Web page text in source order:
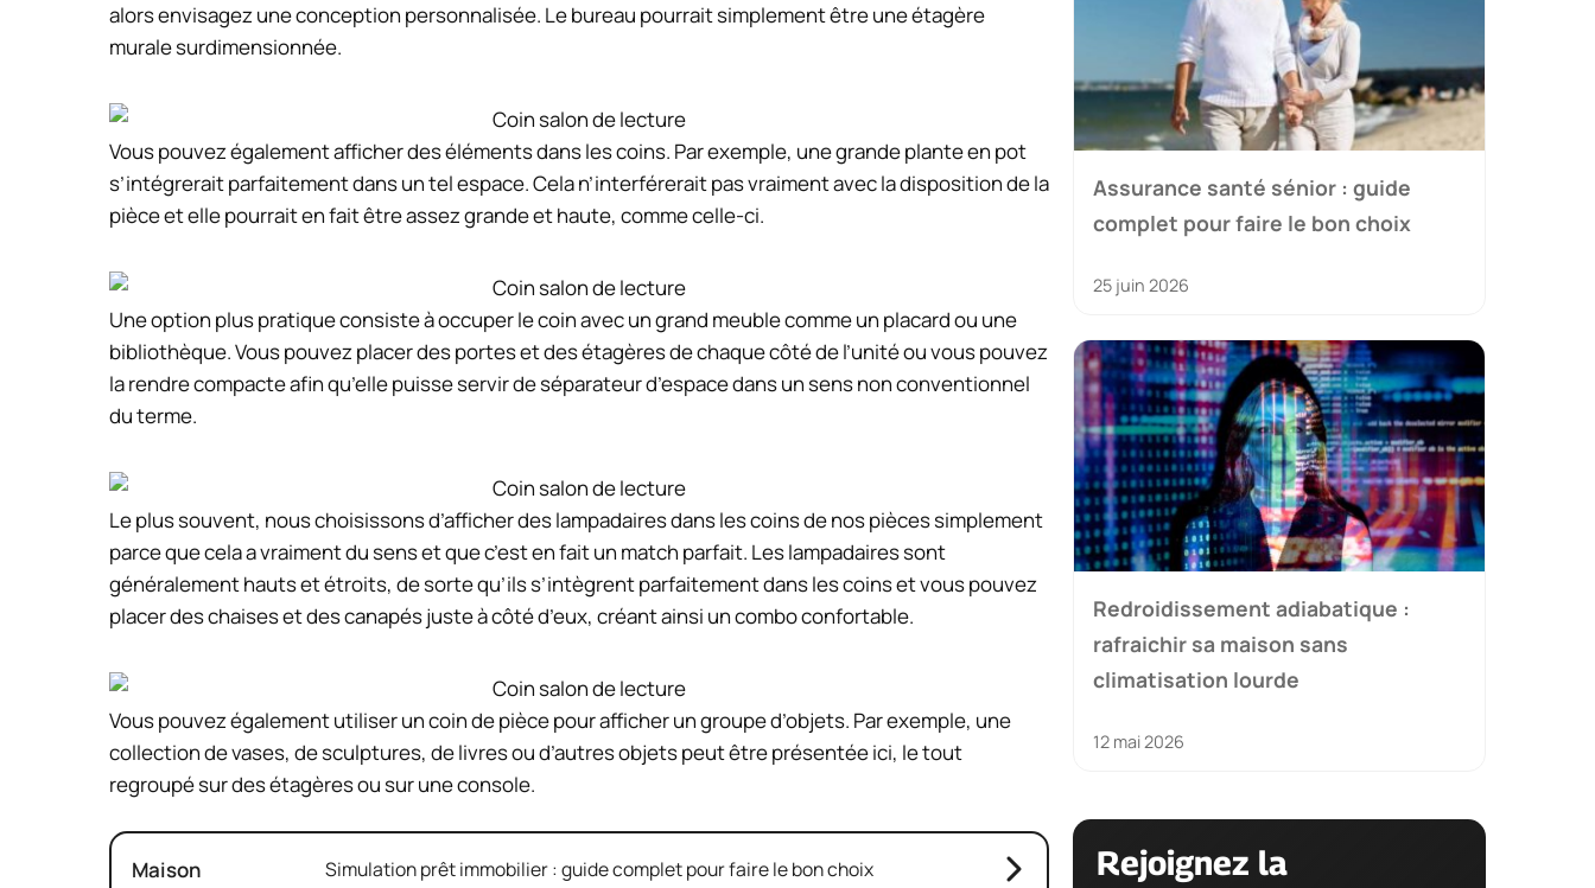
alors envisagez une conception personnalisée. Le bureau pourrait simplement être une étagère
murale surdimensionnée.
Vous pouvez également afficher des éléments dans les coins. Par exemple, une grande plante en pot
s’intégrerait parfaitement dans un tel espace. Cela n’interférerait pas vraiment avec la disposition de la
pièce et elle pourrait en fait être assez grande et haute, comme celle-ci.
Une option plus pratique consiste à occuper le coin avec un grand meuble comme un placard ou une
bibliothèque. Vous pouvez placer des portes et des étagères de chaque côté de l’unité ou vous pouvez
la rendre compacte afin qu’elle puisse servir de séparateur d’espace dans un sens non conventionnel
du terme.
Le plus souvent, nous choisissons d’afficher des lampadaires dans les coins de nos pièces simplement
parce que cela a vraiment du sens et que c’est en fait un match parfait. Les lampadaires sont
généralement hauts et étroits, de sorte qu’ils s’intègrent parfaitement dans les coins et vous pouvez
placer des chaises et des canapés juste à côté d’eux, créant ainsi un combo confortable.
Vous pouvez également utiliser un coin de pièce pour afficher un groupe d’objets. Par exemple, une
collection de vases, de sculptures, de livres ou d’autres objets peut être présentée ici, le tout
regroupé sur des étagères ou sur une console.
Maison Simulation prêt immobilier : guide complet pour faire le bon choix
Assurance santé sénior : guide
complet pour faire le bon choix
25 juin 2026
Redroidissement adiabatique :
rafraichir sa maison sans
climatisation lourde
12 mai 2026
Rejoignez la